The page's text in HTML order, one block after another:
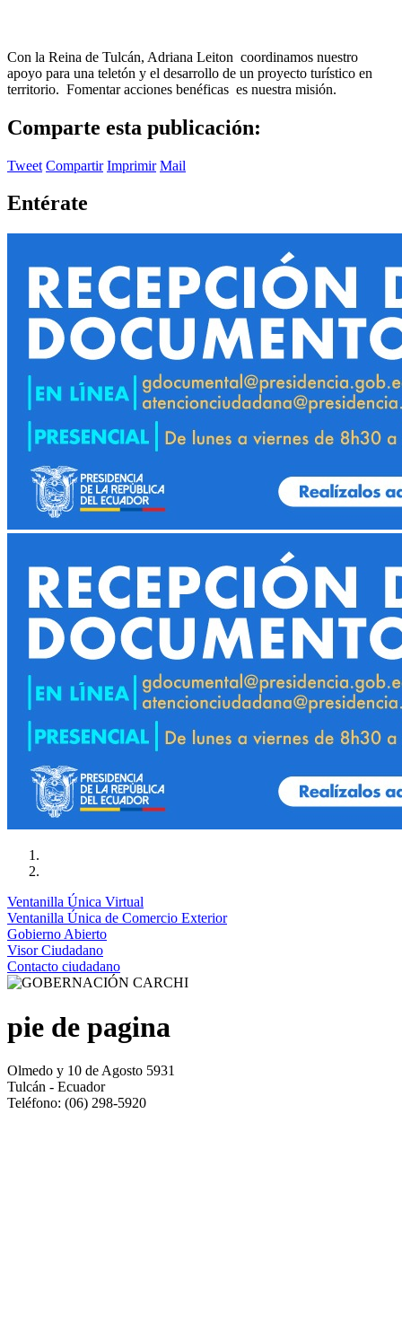
Con la Reina de Tulcán, Adriana Leiton coordinamos nuestro
apoyo para una teletón y el desarrollo de un proyecto turístico en
territorio. Fomentar acciones benéficas es nuestra misión.
Comparte esta publicación:
Tweet Compartir Imprimir Mail
Entérate
Ventanilla Única Virtual
Ventanilla Única de Comercio Exterior
Gobierno Abierto
Visor Ciudadano
Contacto ciudadano
pie de pagina
Olmedo y 10 de Agosto 5931
Tulcán - Ecuador
Teléfono: (06) 298-5920